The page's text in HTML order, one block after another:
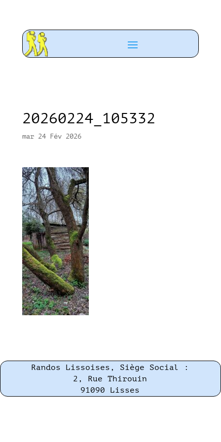
20260224_105332
mar 24 Fév 2026
Randos Lissoises, Siège Social :
2, Rue Thirouin
91090 Lisses